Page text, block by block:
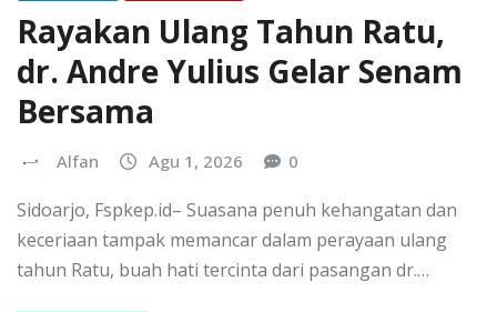
Rayakan Ulang Tahun Ratu,
dr. Andre Yulius Gelar Senam
Bersama
Alfan Agu 1, 2026 0
Sidoarjo, Fspkep.id– Suasana penuh kehangatan dan
keceriaan tampak memancar dalam perayaan ulang
tahun Ratu, buah hati tercinta dari pasangan dr.…